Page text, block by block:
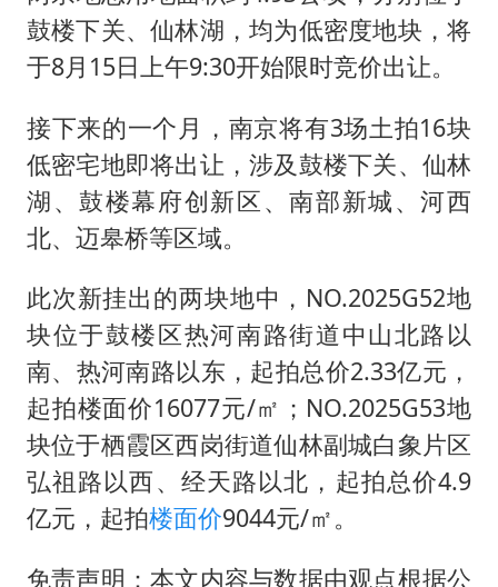
鼓楼下关、仙林湖，均为低密度地块，将
于8月15日上午9:30开始限时竞价出让。
接下来的一个月，南京将有3场土拍16块
低密宅地即将出让，涉及鼓楼下关、仙林
湖、鼓楼幕府创新区、南部新城、河西
北、迈皋桥等区域。
此次新挂出的两块地中，NO.2025G52地
块位于鼓楼区热河南路街道中山北路以
南、热河南路以东，起拍总价2.33亿元，
起拍楼面价16077元/㎡；NO.2025G53地
块位于栖霞区西岗街道仙林副城白象片区
弘祖路以西、经天路以北，起拍总价4.9
亿元，起拍楼面价9044元/㎡。
免责声明：本文内容与数据由观点根据公